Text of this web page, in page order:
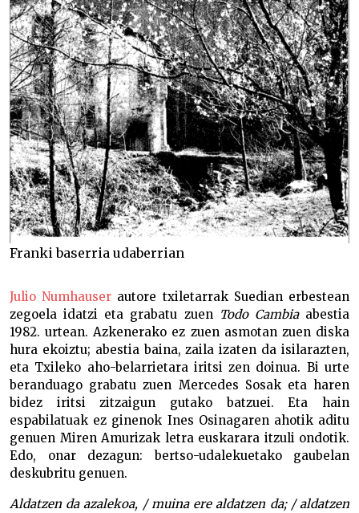
Franki baserria udaberrian
Julio Numhauser autore txiletarrak Suedian erbestean
zegoela idatzi eta grabatu zuen Todo Cambiaabestia
1982. urtean. Azkenerako ez zuen asmotan zuen diska
hura ekoiztu; abestia baina, zaila izaten da isilarazten,
eta Txileko aho-belarrietara iritsi zen doinua. Bi urte
beranduago grabatu zuen Mercedes Sosak eta haren
bidez iritsi zitzaigun gutako batzuei. Eta hain
espabilatuak ez ginenok Ines Osinagaren ahotik aditu
genuen Miren Amurizak letra euskarara itzuli ondotik.
Edo, onar dezagun: bertso-udalekuetako gaubelan
deskubritu genuen.
Aldatzen da azalekoa, / muina ere aldatzen da; / aldatzen